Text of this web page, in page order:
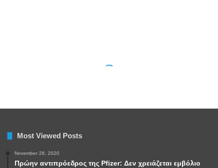
Most Viewed Posts
November 28, 2020
Πρώην αντιπρόεδρος της Pfizer: Δεν χρειάζεται εμβόλιο